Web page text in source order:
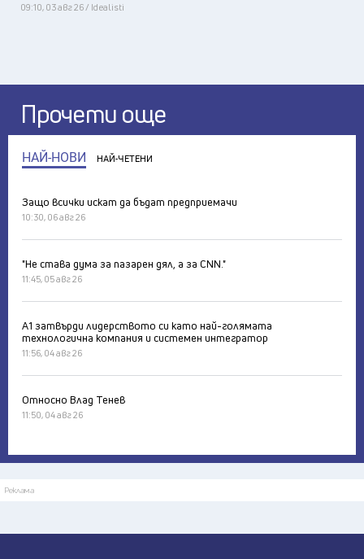
09:10, 03 авг 26 / Idealisti
Прочети още
НАЙ-НОВИ НАЙ-ЧЕТЕНИ
Защо всички искат да бъдат предприемачи
10:30, 06 авг 26
"Не става дума за пазарен дял, а за CNN."
11:45, 05 авг 26
А1 затвърди лидерството си като най-голямата
технологична компания и системен интегратор
11:56, 04 авг 26
Относно Влад Тенев
11:50, 04 авг 26
Реклама